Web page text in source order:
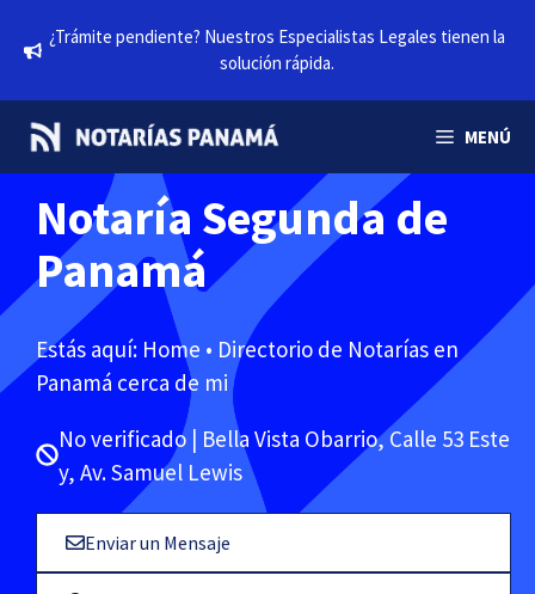
¿Trámite pendiente? Nuestros Especialistas Legales tienen la
solución rápida.
MENÚ
Notaría Segunda de
Panamá
Estás aquí: Home • Directorio de Notarías en
Panamá cerca de mi
No verificado | Bella Vista Obarrio, Calle 53 Este
y, Av. Samuel Lewis
Enviar un Mensaje